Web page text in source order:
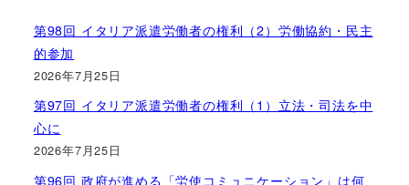
第98回 イタリア派遣労働者の権利（2）労働協約・民主
的参加
2026年7月25日
第97回 イタリア派遣労働者の権利（1）立法・司法を中
心に
2026年7月25日
第96回 政府が進める「労使コミュニケーション」は何